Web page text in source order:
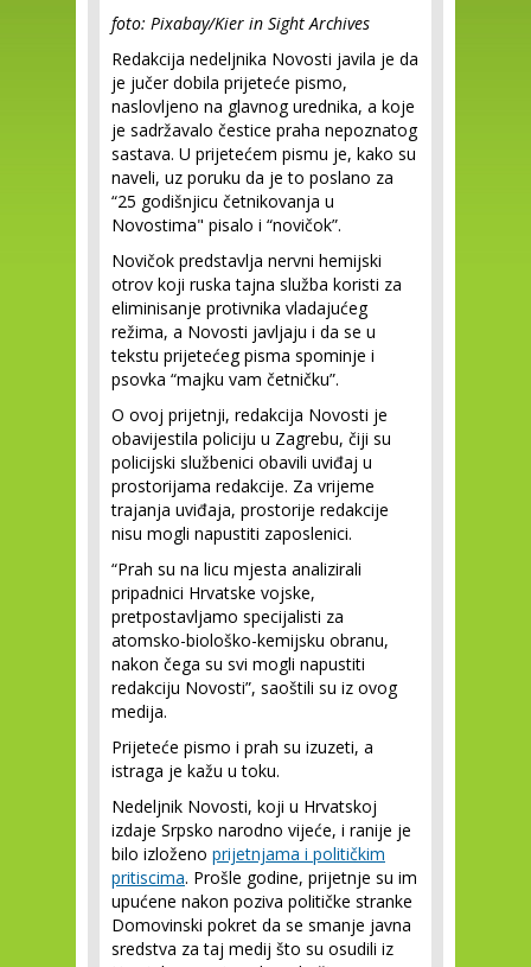
foto: Pixabay/Kier in Sight Archives
Redakcija nedeljnika Novosti javila je da
je jučer dobila prijeteće pismo,
naslovljeno na glavnog urednika, a koje
je sadržavalo čestice praha nepoznatog
sastava. U prijetećem pismu je, kako su
naveli, uz poruku da je to poslano za
“25 godišnjicu četnikovanja u
Novostima" pisalo i “novičok”.
Novičok predstavlja nervni hemijski
otrov koji ruska tajna služba koristi za
eliminisanje protivnika vladajućeg
režima, a Novosti javljaju i da se u
tekstu prijetećeg pisma spominje i
psovka “majku vam četničku”.
O ovoj prijetnji, redakcija Novosti je
obavijestila policiju u Zagrebu, čiji su
policijski službenici obavili uviđaj u
prostorijama redakcije. Za vrijeme
trajanja uviđaja, prostorije redakcije
nisu mogli napustiti zaposlenici.
“Prah su na licu mjesta analizirali
pripadnici Hrvatske vojske,
pretpostavljamo specijalisti za
atomsko-biološko-kemijsku obranu,
nakon čega su svi mogli napustiti
redakciju Novosti”, saoštili su iz ovog
medija.
Prijeteće pismo i prah su izuzeti, a
istraga je kažu u toku.
Nedeljnik Novosti, koji u Hrvatskoj
izdaje Srpsko narodno vijeće, i ranije je
bilo izloženo prijetnjama i političkim
pritiscima. Prošle godine, prijetnje su im
upućene nakon poziva političke stranke
Domovinski pokret da se smanje javna
sredstva za taj medij što su osudili iz